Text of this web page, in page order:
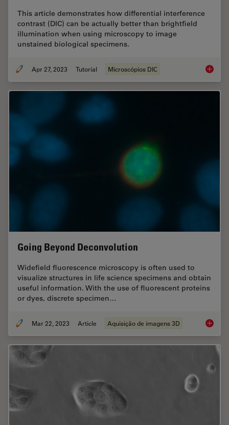
This article demonstrates how differential interference
contrast (DIC) can be actually better than brightfield
illumination when using microscopy to image
unstained biological specimens.
Apr 27, 2023 Tutorial Microscópios DIC
Going Beyond Deconvolution
Widefield fluorescence microscopy is often used to
visualize structures in life science specimens and obtain
useful information. With the use of fluorescent proteins
or dyes, discrete specimen…
Mar 22, 2023 Article Aquisição de imagens 3D Going